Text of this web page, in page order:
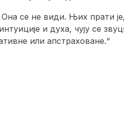
се не види. Њих прати
и духа, чују се
или апстраховане.“